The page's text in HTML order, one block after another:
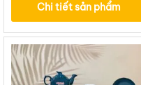
Chi tiết sản phẩm